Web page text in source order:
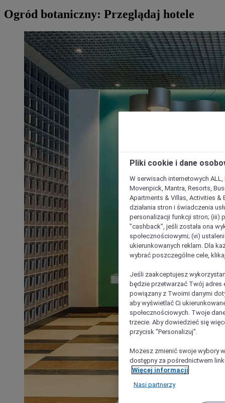
Ogród botaniczny: Przeglądaj hotele
Pliki cookie i dane
W serwisach internetowych
Movenpick, Mantra, Resorts,
Apartments & Villas, Activities &
działania stron i świadczenia
personalizacji funkcji stron; (iii)
"cashback”, jeśli została ona
społecznościowymi; (vi)
ukierunkowanych reklam. Dla
wybrać poszczególne cele,
Jeśli zaakceptujesz
będzie przetwarzać Twój adres
powiązany z Twoimi danymi
aby wyświetlać Ci
społecznościowych. Twoje
trzecie. Aby dowiedzieć się
przycisk "Personalizuj”.
Możesz zmienić swoje wybory
dostępny za pośrednictwem
Więcej informacji
Nasi partnerzy